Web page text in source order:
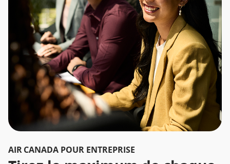
AIR CANADA POUR ENTREPRISE